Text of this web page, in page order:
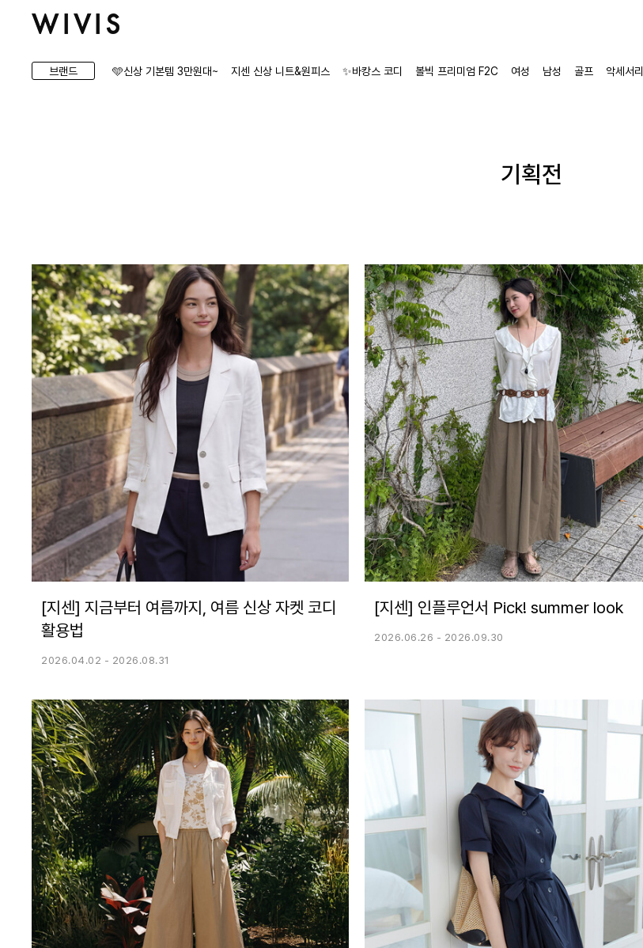
브랜드 🩵신상 기본템 3만원대~ 지센 신상 니트&원피스 ✨바캉스 코디 볼빅 프리미엄 F2C 여성 남성 골프 악세서리
기획전
[지센] 지금부터 여름까지, 여름 신상 자켓 코디
활용법
2026.04.02 - 2026.08.31
[지센] 인플루언서 Pick! summer look
2026.06.26 - 2026.09.30